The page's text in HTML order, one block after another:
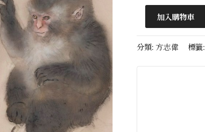
加入購物車
分類: 方志偉 標籤: